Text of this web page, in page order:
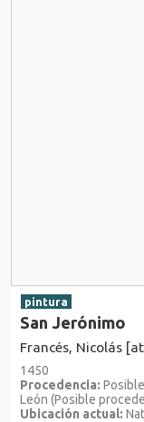
pintura
San Jerónimo
Francés, Nicolás
1450
Procedencia:
León (Posible
Ubicación actual: